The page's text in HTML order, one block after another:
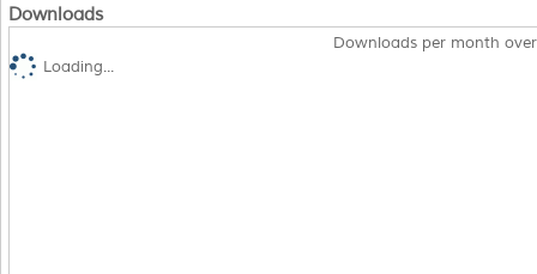
Downloads
Downloads per month
Loading...